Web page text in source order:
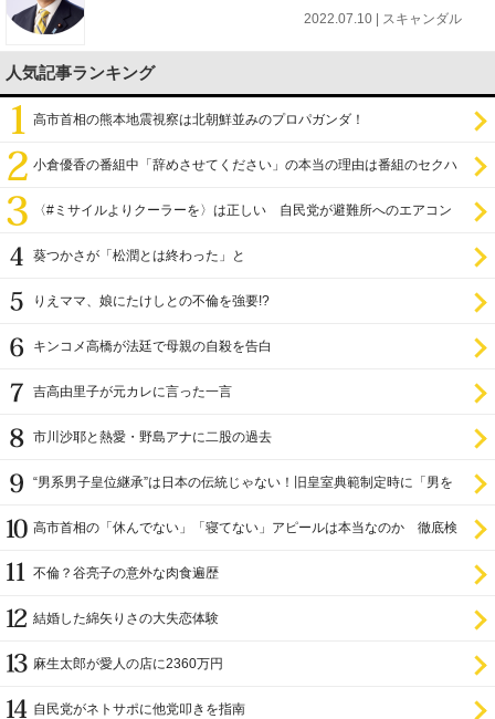
2022.07.10 | スキャンダル
人気記事ランキング
高市首相の熊本地震視察は北朝鮮並みのプロパガンダ！
小倉優香の番組中「辞めさせてください」の本当の理由は番組のセクハ
〈#ミサイルよりクーラーを〉は正しい 自民党が避難所へのエアコン
葵つかさが「松潤とは終わった」と
りえママ、娘にたけしとの不倫を強要!?
キンコメ高橋が法廷で母親の自殺を告白
吉高由里子が元カレに言った一言
市川沙耶と熱愛・野島アナに二股の過去
“男系男子皇位継承”は日本の伝統じゃない！旧皇室典範制定時に「男を
高市首相の「休んでない」「寝てない」アピールは本当なのか 徹底検
不倫？谷亮子の意外な肉食遍歴
結婚した綿矢りさの大失恋体験
麻生太郎が愛人の店に2360万円
自民党がネトサポに他党叩きを指南